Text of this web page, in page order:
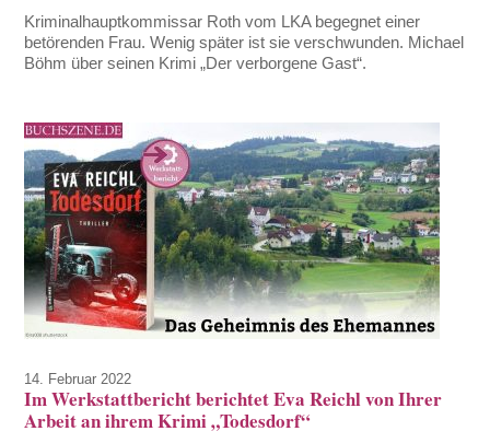
Kriminalhauptkommissar Roth vom LKA begegnet einer
betörenden Frau. Wenig später ist sie verschwunden. Michael
Böhm über seinen Krimi „Der verborgene Gast“.
14. Februar 2022
Im Werkstattbericht berichtet Eva Reichl von Ihrer
Arbeit an ihrem Krimi „Todesdorf“